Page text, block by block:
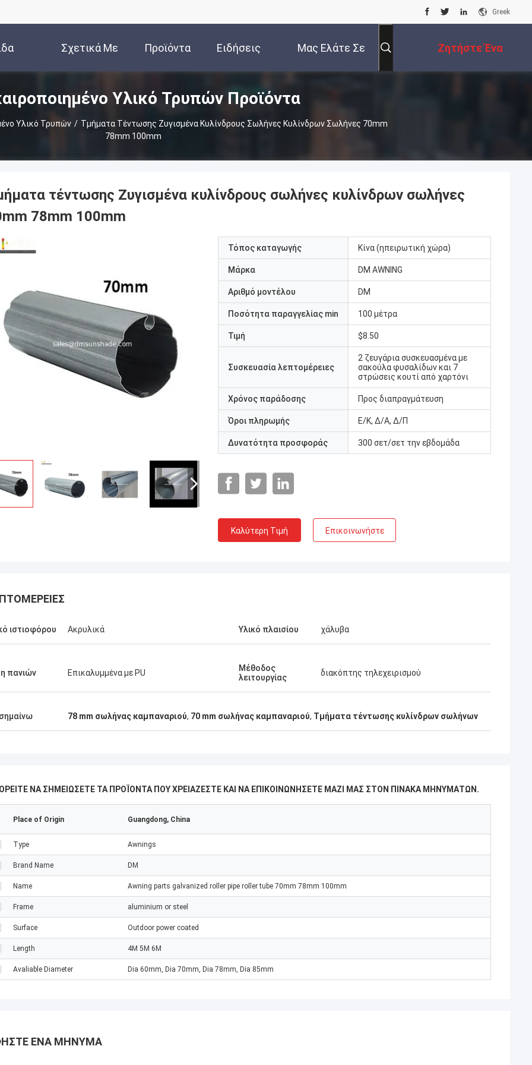
Greek
Σχετικά Με
Εμάς
Προϊόντα Ειδήσεις Μας Ελάτε Σε Ζητήστε Ένα
Απόσπασμα
Υλικό Τρυπών Προϊόντα
Υλικό Τρυπών / Τμήματα Τέντωσης Ζυγισμένα Κυλίνδρους Σωλήνες Κυλίνδρων Σωλήνες 70mm
78mm 100mm
τέντωσης Ζυγισμένα κυλίνδρους σωλήνες κυλίνδρων σωλήνες
78mm 100mm
Τόπος καταγωγής Κίνα (ηπειρωτική χώρα)
Μάρκα DM AWNING
Αριθμό μοντέλου DM
Ποσότητα παραγγελίας min 100 μέτρα
Τιμή $8.50
Συσκευασία λεπτομέρειες
2 ζευγάρια συσκευασμένα με
σακούλα φυσαλίδων και 7
στρώσεις κουτί από χαρτόνι
Χρόνος παράδοσης Προς διαπραγμάτευση
Όροι πληρωμής Ε/Κ, Δ/Α, Δ/Π
Δυνατότητα προσφοράς 300 σετ/σετ την εβδομάδα
Καλύτερη Τιμή Επικοινωνήστε
ιστιοφόρου Ακρυλικά Υλικό πλαισίου χάλυβα
πανιών Επικαλυμμένα με PU
Μέθοδος
λειτουργίας
διακόπτης τηλεχειρισμού
78 mm σωλήνας καμπαναριού, 70 mm σωλήνας καμπαναριού, Τμήματα τέντωσης κυλίνδρων σωλήνων
ΝΑ ΣΗΜΕΙΏΣΕΤΕ ΤΑ ΠΡΟΪΌΝΤΑ ΠΟΥ ΧΡΕΙΆΖΕΣΤΕ ΚΑΙ ΝΑ ΕΠΙΚΟΙΝΩΝΉΣΕΤΕ ΜΑΖΊ ΜΑΣ ΣΤΟΝ ΠΊΝΑΚΑ ΜΗΝΥΜΆΤΩΝ.
Place of Origin Guangdong, China
Type Awnings
Brand Name DM
Name Awning parts galvanized roller pipe roller tube 70mm 78mm 100mm
Frame aluminium or steel
Surface Outdoor power coated
Length 4M 5M 6M
Avaliable Diameter Dia 60mm, Dia 70mm, Dia 78mm, Dia 85mm
ΈΝΑ ΜΉΝΥΜΑ